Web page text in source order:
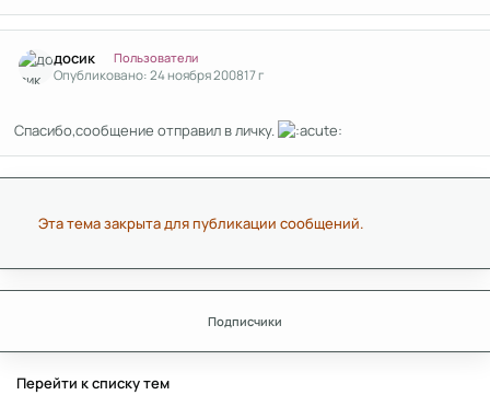
досик Пользователи
Опубликовано:24 ноября 200817 г
Спасибо,сообщение отправил в личку.
Эта тема закрыта для публикации сообщений.
Подписчики
Перейти к списку тем